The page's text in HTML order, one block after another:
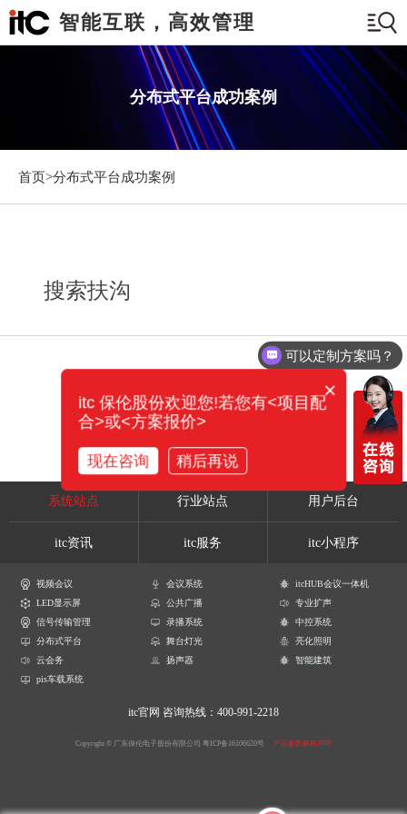
智能互联，高效管理
分布式平台成功案例
首页>分布式平台成功案例
搜索扶沟
系统站点 行业站点 用户后台
itc资讯 itc服务 itc小程序
视频会议 会议系统
itcHUB会议一体机
LED显示屏
公共广播
专业扩声
信号传输管理
录播系统
中控系统
分布式平台
舞台灯光
亮化照明
云会务
扬声器
智能建筑
pis车载系统
itc官网 咨询热线：400-991-2218
Copyright © 广东保伦电子股份有限公司 粤ICP备16106620号 产品参数解释声明
可以定制方案吗？
×
itc 保伦股份欢迎您!若您有<项目配
合>或<方案报价>
现在咨询 稍后再说